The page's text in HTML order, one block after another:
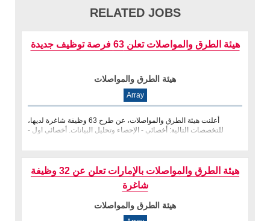
RELATED JOBS
هيئة الطرق والمواصلات تعلن 63 فرصة توظيف جديدة
هيئة الطرق والمواصلات
Array
أعلنت هيئة الطرق والمواصلات، عن طرح 63 وظيفة شاغرة لديها،
للتخصصات التالية: أخصائي - الإحصاء وتحليل البيانات. أخصائي اول -
هيئة الطرق والمواصلات بالإمارات تعلن عن 32 وظيفة
شاغرة
هيئة الطرق والمواصلات